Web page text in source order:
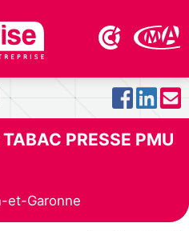
PRESSE PMU
et-Garonne